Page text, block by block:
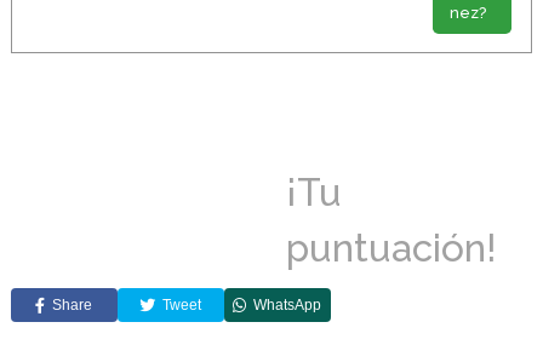
nez?
¡Tu
puntuación!
Share Tweet WhatsApp